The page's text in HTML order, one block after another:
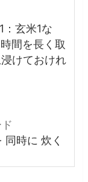
玄米1な
間を長く取
けておけれ
時に 炊く